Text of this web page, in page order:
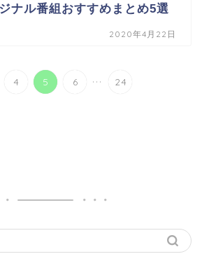
ナル番組おすすめまとめ5選
2020年4月22日
4 5 6 ... 24